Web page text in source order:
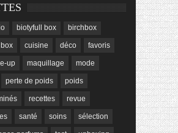
biotyfull box birchbox
box cuisine déco favoris
up maquillage mode
perte de poids poids
recettes revue
santé soins sélection